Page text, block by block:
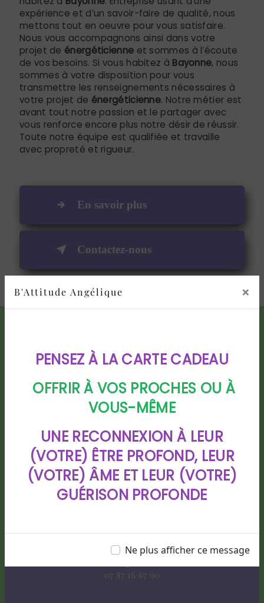
B'Attitude Angélique ×
PENSEZ À LA CARTE CADEAU
OFFRIR À VOS PROCHES OU À
VOUS-MÊME
UNE RECONNEXION À LEUR
(VOTRE) ÊTRE PROFOND, LEUR
(VOTRE) ÂME ET LEUR (VOTRE)
GUÉRISON PROFONDE
Ne plus afficher ce message
expérience et d’un savoir-faire de qualité, nous
mettons tout en oeuvre pour vous satisfaire.
Nous vous accompagnons ainsi dans votre
projet de énergéticienne et sommes à l’écoute
de vos besoins. Si vous habitez à Bayonne, nous
sommes à votre disposition pour vous
transmettre les renseignements nécessaires à
votre projet de énergéticienne. Notre métier est
avant tout notre passion et le partager avec
vous renforce encore plus notre désir de réussir.
Toute notre équipe est qualifiée et travaille
avec propreté et rigueur.
En savoir plus
Contactez-nous
Adresse
88 chemin de Bigarre lotissement
CHIOULEBEN, 40280 HAUT MAUCO
Téléphone
07 87 16 67 90